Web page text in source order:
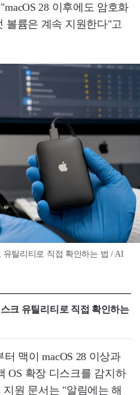
28 이후에도 암호화
볼륨은 계속 지원한다"고
틸리티로 직접 확인하는 법 / AI
크 유틸리티로 직접 확인하는
터 맥이 macOS 28 이상과
OS 확장 디스크를 감지하
원 문서는 "알림에는 해